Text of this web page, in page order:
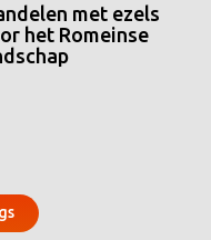
met ezels
het Romeinse